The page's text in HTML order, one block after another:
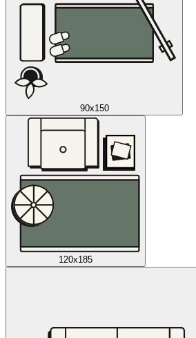
90x150
120x185